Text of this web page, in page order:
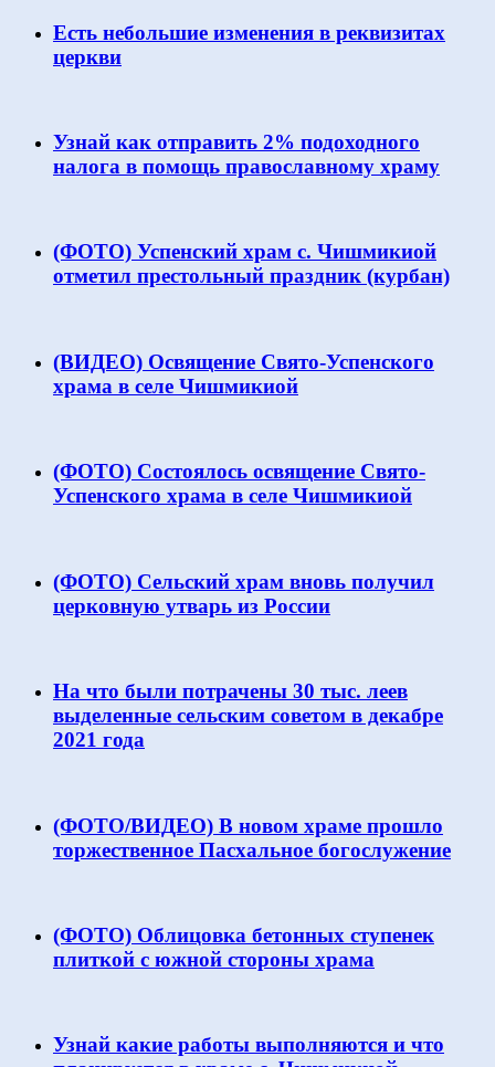
Есть небольшие изменения в реквизитах
церкви
Узнай как отправить 2% подоходного
налога в помощь православному храму
(ФОТО) Успенский храм с. Чишмикиой
отметил престольный праздник (курбан)
(ВИДЕО) Освящение Свято-Успенского
храма в селе Чишмикиой
(ФОТО) Состоялось освящение Свято-
Успенского храма в селе Чишмикиой
(ФОТО) Сельский храм вновь получил
церковную утварь из России
На что были потрачены 30 тыс. леев
выделенные сельским советом в декабре
2021 года
(ФОТО/ВИДЕО) В новом храме прошло
торжественное Пасхальное богослужение
(ФОТО) Облицовка бетонных ступенек
плиткой с южной стороны храма
Узнай какие работы выполняются и что